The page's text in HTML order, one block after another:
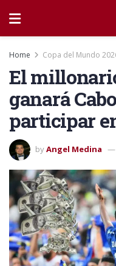
Home Copa del Mundo
El
ganará
participar
byAngel Medina